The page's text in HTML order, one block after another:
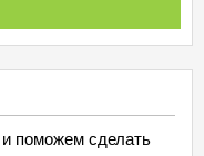
поможем сделать